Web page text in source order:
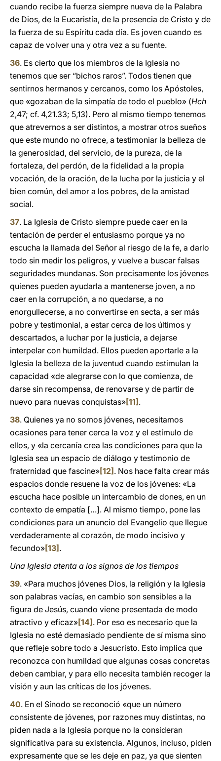
cuando recibe la fuerza siempre nueva de la Palabra
de Dios, de la Eucaristía, de la presencia de Cristo y de
la fuerza de su Espíritu cada día. Es joven cuando es
capaz de volver una y otra vez a su fuente.
36. Es cierto que los miembros de la Iglesia no
tenemos que ser “bichos raros”. Todos tienen que
sentirnos hermanos y cercanos, como los Apóstoles,
que «gozaban de la simpatía de todo el pueblo» (Hch
2,47; cf. 4,21.33; 5,13). Pero al mismo tiempo tenemos
que atrevernos a ser distintos, a mostrar otros sueños
que este mundo no ofrece, a testimoniar la belleza de
la generosidad, del servicio, de la pureza, de la
fortaleza, del perdón, de la fidelidad a la propia
vocación, de la oración, de la lucha por la justicia y el
bien común, del amor a los pobres, de la amistad
social.
37. La Iglesia de Cristo siempre puede caer en la
tentación de perder el entusiasmo porque ya no
escucha la llamada del Señor al riesgo de la fe, a darlo
todo sin medir los peligros, y vuelve a buscar falsas
seguridades mundanas. Son precisamente los jóvenes
quienes pueden ayudarla a mantenerse joven, a no
caer en la corrupción, a no quedarse, a no
enorgullecerse, a no convertirse en secta, a ser más
pobre y testimonial, a estar cerca de los últimos y
descartados, a luchar por la justicia, a dejarse
interpelar con humildad. Ellos pueden aportarle a la
Iglesia la belleza de la juventud cuando estimulan la
capacidad «de alegrarse con lo que comienza, de
darse sin recompensa, de renovarse y de partir de
nuevo para nuevas conquistas»[11] .
38. Quienes ya no somos jóvenes, necesitamos
ocasiones para tener cerca la voz y el estímulo de
ellos, y «la cercanía crea las condiciones para que la
Iglesia sea un espacio de diálogo y testimonio de
fraternidad que fascine»[12] . Nos hace falta crear más
espacios donde resuene la voz de los jóvenes: «La
escucha hace posible un intercambio de dones, en un
contexto de empatía […]. Al mismo tiempo, pone las
condiciones para un anuncio del Evangelio que llegue
verdaderamente al corazón, de modo incisivo y
fecundo»[13] .
Una Iglesia atenta a los signos de los tiempos
39. «Para muchos jóvenes Dios, la religión y la Iglesia
son palabras vacías, en cambio son sensibles a la
figura de Jesús, cuando viene presentada de modo
atractivo y eficaz»[14] . Por eso es necesario que la
Iglesia no esté demasiado pendiente de sí misma sino
que refleje sobre todo a Jesucristo. Esto implica que
reconozca con humildad que algunas cosas concretas
deben cambiar, y para ello necesita también recoger la
visión y aun las críticas de los jóvenes.
40. En el Sínodo se reconoció «que un número
consistente de jóvenes, por razones muy distintas, no
piden nada a la Iglesia porque no la consideran
significativa para su existencia. Algunos, incluso, piden
expresamente que se les deje en paz, ya que sienten